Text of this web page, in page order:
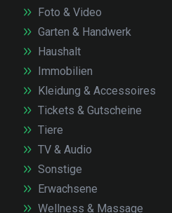
Foto & Video
Garten & Handwerk
Haushalt
Immobilien
Kleidung & Accessoires
Tickets & Gutscheine
Tiere
TV & Audio
Sonstige
Erwachsene
Wellness & Massage